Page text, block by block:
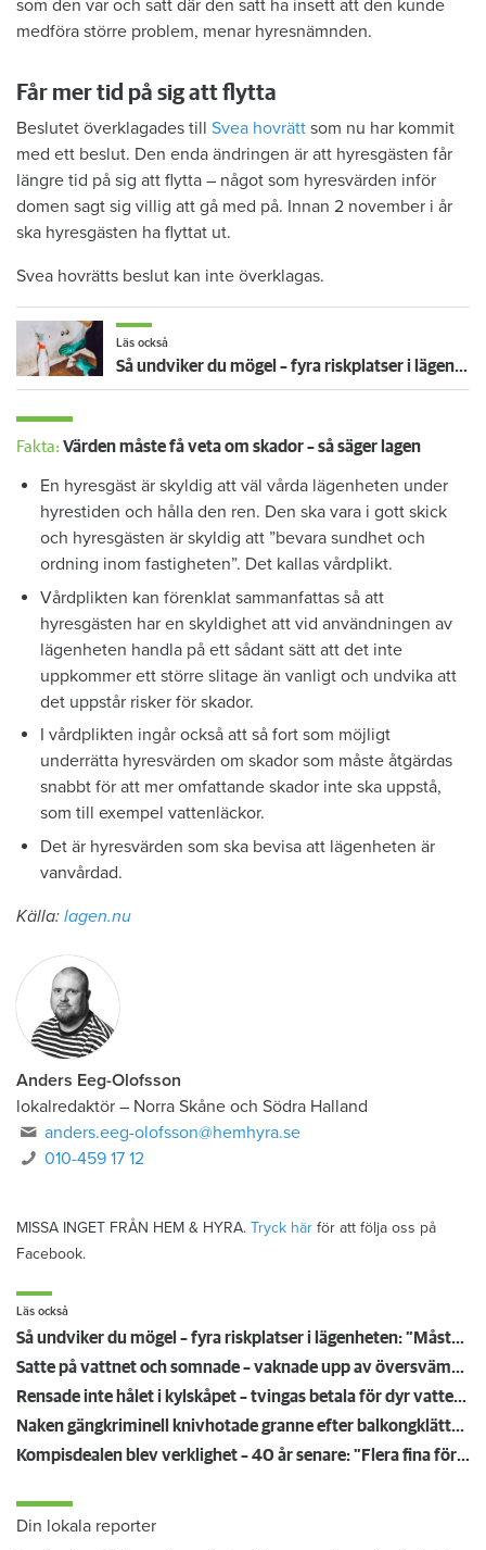
som den var och satt där den satt ha insett att den kunde
medföra större problem, menar hyresnämnden.
Får mer tid på sig att flytta
Beslutet överklagades till Svea hovrätt som nu har kommit
med ett beslut. Den enda ändringen är att hyresgästen får
längre tid på sig att flytta – något som hyresvärden inför
domen sagt sig villig att gå med på. Innan 2 november i år
ska hyresgästen ha flyttat ut.
Svea hovrätts beslut kan inte överklagas.
Läs också
Så undviker du mögel – fyra riskplatser i lägenheten: ”Måste städa bort”
Fakta: Värden måste få veta om skador – så säger lagen
En hyresgäst är skyldig att väl vårda lägenheten under
hyrestiden och hålla den ren. Den ska vara i gott skick
och hyresgästen är skyldig att ”bevara sundhet och
ordning inom fastigheten”. Det kallas vårdplikt.
Vårdplikten kan förenklat sammanfattas så att
hyresgästen har en skyldighet att vid användningen av
lägenheten handla på ett sådant sätt att det inte
uppkommer ett större slitage än vanligt och undvika att
det uppstår risker för skador.
I vårdplikten ingår också att så fort som möjligt
underrätta hyresvärden om skador som måste åtgärdas
snabbt för att mer omfattande skador inte ska uppstå,
som till exempel vattenläckor.
Det är hyresvärden som ska bevisa att lägenheten är
vanvårdad.
Källa: lagen.nu
Anders Eeg-Olofsson
lokalredaktör – Norra Skåne och Södra Halland
anders.eeg-olofsson@hemhyra.se
010-459 17 12
MISSA INGET FRÅN HEM & HYRA. Tryck här för att följa oss på
Facebook.
Läs också
Så undviker du mögel – fyra riskplatser i lägenheten: ”Måste städa bort”
Satte på vattnet och somnade – vaknade upp av översvämning hos grannen
Rensade inte hålet i kylskåpet – tvingas betala för dyr vattenskada
Naken gängkriminell knivhotade granne efter balkongklättring
Kompisdealen blev verklighet – 40 år senare: "Flera fina fördelar med att dela bostad"
Din lokala reporter